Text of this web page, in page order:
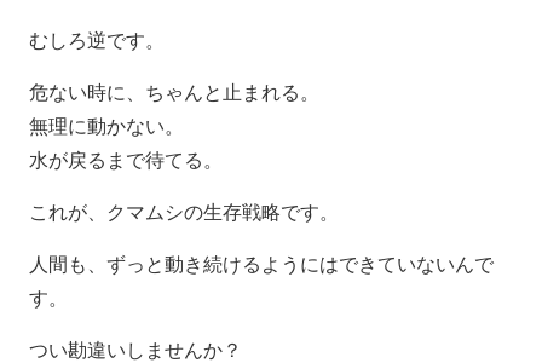
むしろ逆です。
危ない時に、ちゃんと止まれる。
無理に動かない。
水が戻るまで待てる。
これが、クマムシの生存戦略です。
人間も、 ずっと動き続けるようにはできていないんで
す。
つい勘違いしませんか？